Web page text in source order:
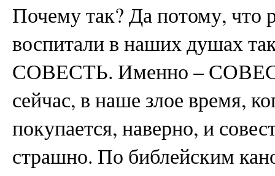
Почему так? Да потому, что
воспитали в наших душах
СОВЕСТЬ. Именно –
сейчас, в наше злое время,
покупается, наверно, и
страшно. По библейским